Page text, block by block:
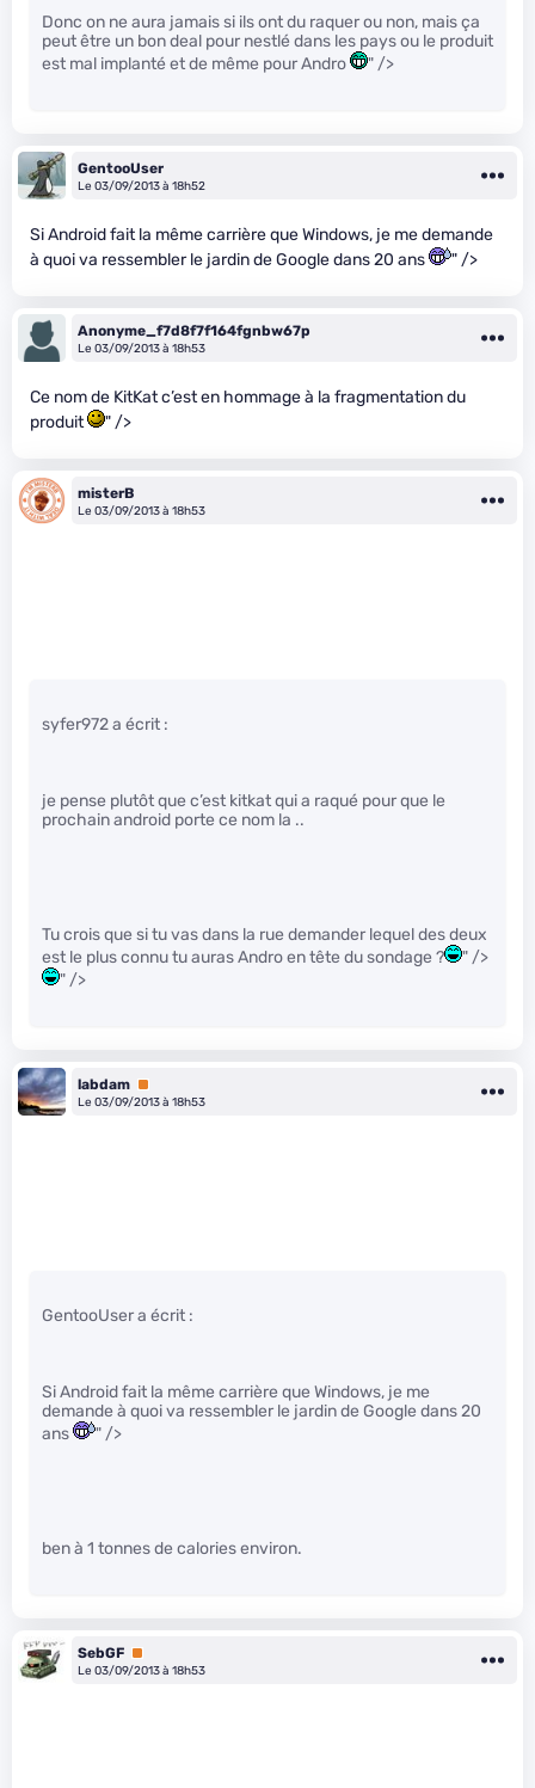
Donc on ne aura jamais si ils ont du raquer ou non, mais ça
peut être un bon deal pour nestlé dans les pays ou le produit
est mal implanté et de même pour Andro
" />
GentooUser
Le 03/09/2013 à 18h52
Si Android fait la même carrière que Windows, je me demande
à quoi va ressembler le jardin de Google dans 20 ans
" />
Anonyme_f7d8f7f164fgnbw67p
Le 03/09/2013 à 18h53
Ce nom de KitKat c’est en hommage à la fragmentation du
produit
" />
misterB
Le 03/09/2013 à 18h53
syfer972 a écrit :
je pense plutôt que c’est kitkat qui a raqué pour que le
prochain android porte ce nom la ..
Tu crois que si tu vas dans la rue demander lequel des deux
est le plus connu tu auras Andro en tête du sondage ?
" />
" />
labdam Premium
Le 03/09/2013 à 18h53
GentooUser a écrit :
Si Android fait la même carrière que Windows, je me
demande à quoi va ressembler le jardin de Google dans 20
ans
" />
ben à 1 tonnes de calories environ.
SebGF Premium
Le 03/09/2013 à 18h53